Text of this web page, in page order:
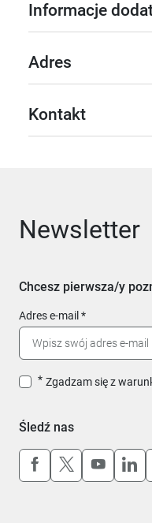
Informacje
Adres
Kontakt
Newsletter
Chcesz pierwsza/y
Adres e-mail
Zgadzam się z
Śledź nas
Uwaga, link
Uwaga,